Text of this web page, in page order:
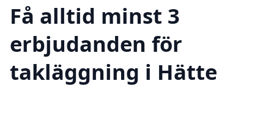
Få alltid minst 3
erbjudanden för
takläggning i Hätte